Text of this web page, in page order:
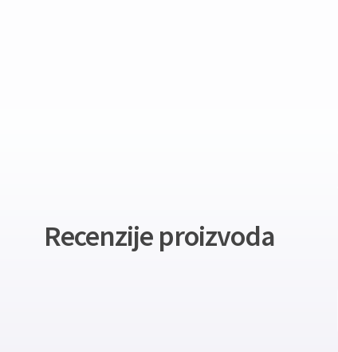
Recenzije proizvoda